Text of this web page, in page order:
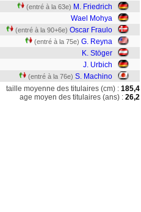
(entré à la 63e) M. Friedrich
Wael Mohya
(entré à la 90+6e) Oscar Fraulo
(entré à la 75e) G. Reyna
K. Stöger
J. Urbich
(entré à la 76e) S. Machino
taille moyenne des titulaires (cm) : 185,4
age moyen des titulaires (ans) : 26,2